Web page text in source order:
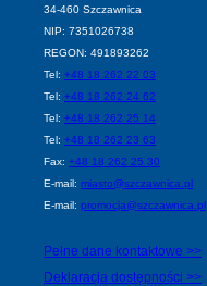
34-460 Szczawnica
NIP: 7351026738
REGON: 491893262
Tel: +48 18 262 22 03
Tel: +48 18 262 24 62
Tel: +48 18 262 25 14
Tel: +48 18 262 23 63
Fax: +48 18 262 25 30
E-mail: miasto@szczawnica.pl
E-mail: promocja@szczawnica.pl
Pełne dane kontaktowe >>
Deklaracja dostępności >>